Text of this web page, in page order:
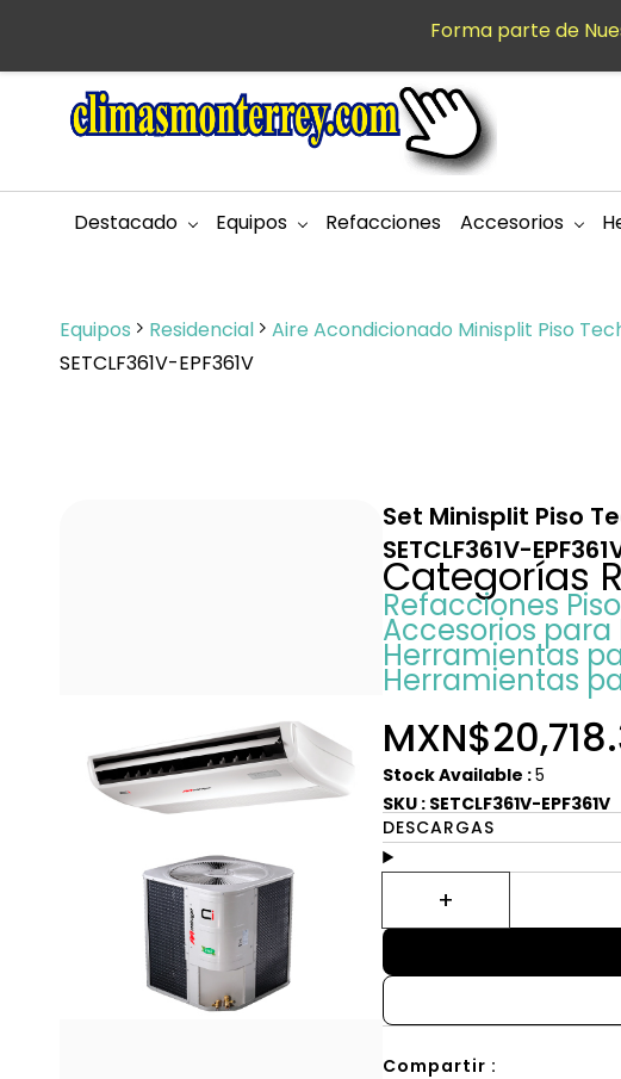
principal
Destacado Equipos Refacciones Accesorios
Equipos Residencial Aire Acondicionado Minisplit Piso
SETCLF361V-EPF361V
Set Minisplit Piso
SETCLF361V-
Categorías
Refacciones
Accesorios
Herramientas
Herramientas
Stock Available :5
SKU : SETCLF361V-EPF361V
DESCARGAS
Compartir :
Forma parte de